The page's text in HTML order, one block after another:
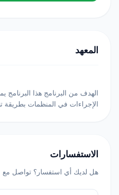
المعهد
الهدف من البرنامج هذا
الإجراءات في المنظمات بطريقة
الاستفسارات
هل لديك أي استفسار؟ تواصل مع